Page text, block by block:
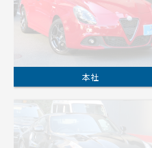
本社